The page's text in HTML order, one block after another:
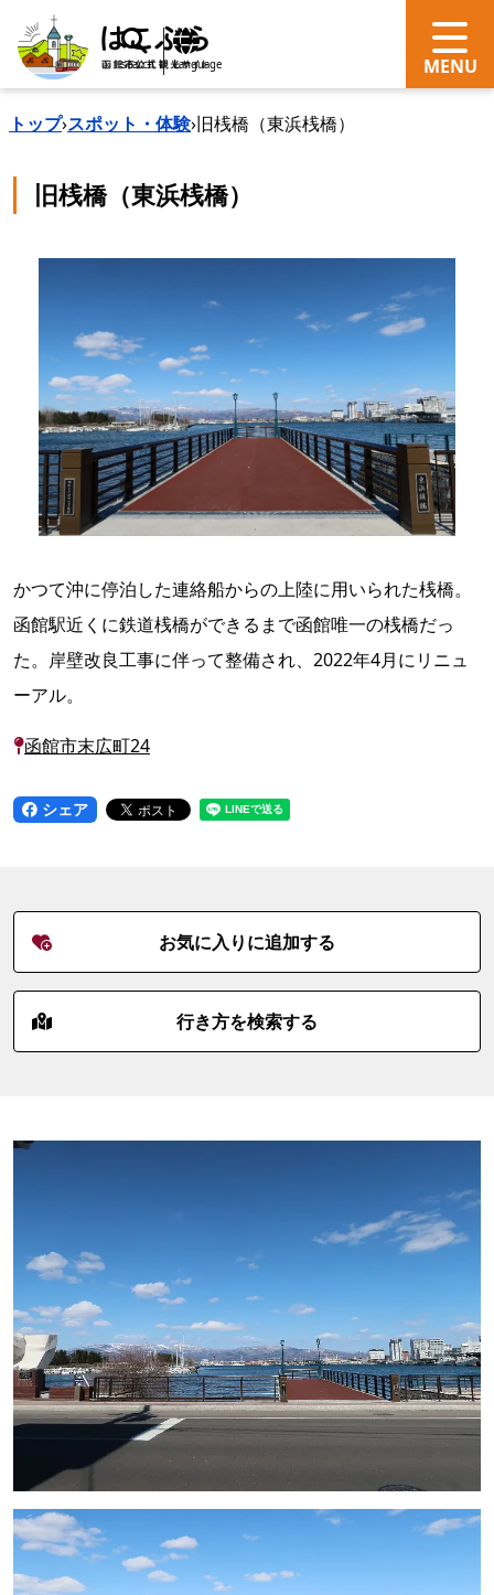
search Language
トップ›スポット・体験›旧桟橋（東浜桟橋）
旧桟橋（東浜桟橋）
かつて沖に停泊した連絡船からの上陸に用いられた桟橋。
函館駅近くに鉄道桟橋ができるまで函館唯一の桟橋だっ
た。岸壁改良工事に伴って整備され、2022年4月にリニュ
ーアル。
函館市末広町24
シェア
お気に入りに追加する
行き方を検索する